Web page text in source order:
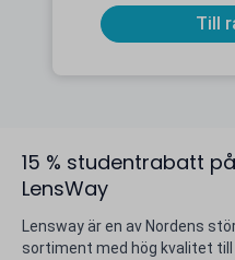
Till
15 % studentrabatt
LensWay
Lensway är en av Nordens
sortiment med hög kvalitet till